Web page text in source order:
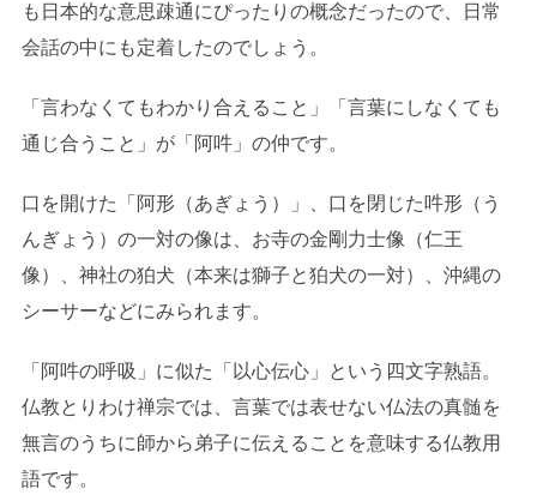
も日本的な意思疎通にぴったりの概念だったので、日常
会話の中にも定着したのでしょう。
「言わなくてもわかり合えること」「言葉にしなくても
通じ合うこと」が「阿吽」の仲です。
口を開けた「阿形（あぎょう）」、口を閉じた吽形（う
んぎょう）の一対の像は、お寺の金剛力士像（仁王
像）、神社の狛犬（本来は獅子と狛犬の一対）、沖縄の
シーサーなどにみられます。
「阿吽の呼吸」に似た「以心伝心」という四文字熟語。
仏教とりわけ禅宗では、言葉では表せない仏法の真髄を
無言のうちに師から弟子に伝えることを意味する仏教用
語です。